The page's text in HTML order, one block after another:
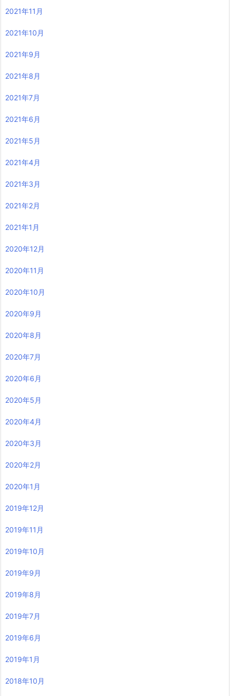
2021年11月
2021年10月
2021年9月
2021年8月
2021年7月
2021年6月
2021年5月
2021年4月
2021年3月
2021年2月
2021年1月
2020年12月
2020年11月
2020年10月
2020年9月
2020年8月
2020年7月
2020年6月
2020年5月
2020年4月
2020年3月
2020年2月
2020年1月
2019年12月
2019年11月
2019年10月
2019年9月
2019年8月
2019年7月
2019年6月
2019年1月
2018年10月